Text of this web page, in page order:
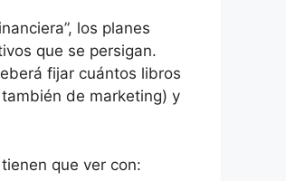
los planes
que se persigan.
fijar cuántos libros
de marketing) y
que ver con: